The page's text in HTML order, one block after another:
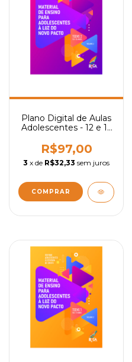
Plano Digital de Aulas
Adolescentes - 12 e 13
R$97,00
3 x de R$32,33 sem juros